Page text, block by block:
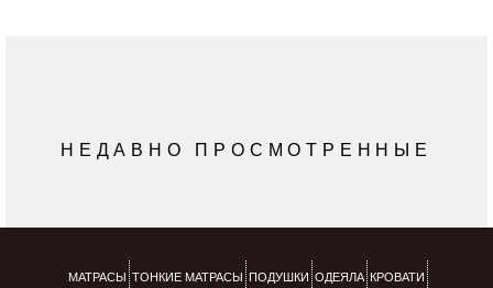
НЕДАВНО ПРОСМОТРЕННЫЕ
МАТРАСЫ ТОНКИЕ МАТРАСЫ ПОДУШКИ ОДЕЯЛА КРОВАТИ